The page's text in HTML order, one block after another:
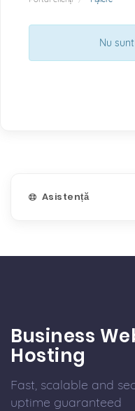
Nu
Asistență
Business
Hosting
Fast, scalable and
uptime guaranteed